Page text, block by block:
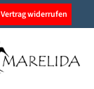
Vertrag widerrufen